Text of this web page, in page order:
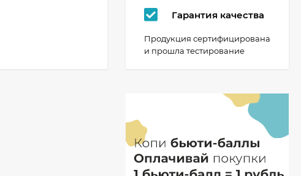
Гарантия качества
Продукция сертифицирована
и прошла тестирование